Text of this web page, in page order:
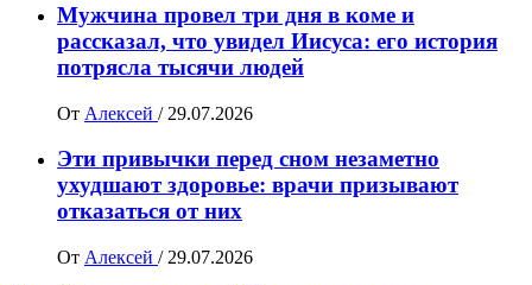
Мужчина провел три дня в коме и
рассказал, что увидел Иисуса: его история
потрясла тысячи людей
От Алексей / 29.07.2026
Эти привычки перед сном незаметно
ухудшают здоровье: врачи призывают
отказаться от них
От Алексей / 29.07.2026